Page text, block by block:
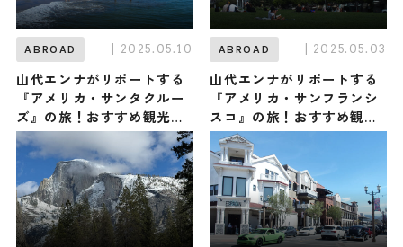
ABROAD | 2025.05.10
山代エンナがリポートする
『アメリカ・サンタクルー
ズ』の旅！おすすめ観光ス
ポットやグルメを紹介
2025年5月10日放送
ABROAD | 2025.05.03
山代エンナがリポートする
『アメリカ・サンフランシ
スコ』の旅！おすすめ観光
スポットやグルメを紹介
2025年5月3日放送